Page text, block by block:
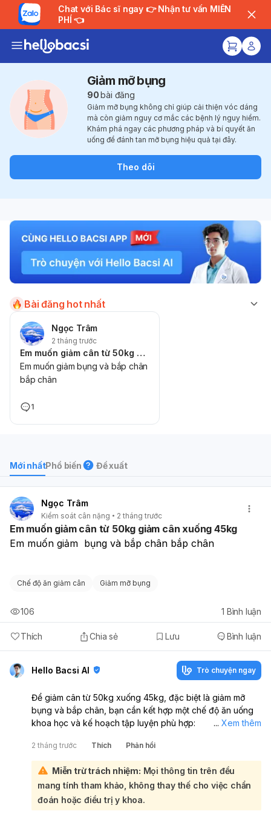
Chat với Bác sĩ ngay 👉 Nhận tư vấn MIỄN
PHÍ 👈
Giảm mỡ bụng
90 bài đăng
Giảm mỡ bụng không chỉ giúp cải thiện vóc dáng
mà còn giảm nguy cơ mắc các bệnh lý nguy hiểm.
Khám phá ngay các phương pháp và bí quyết ăn
uống để đánh tan mỡ bụng hiệu quả tại đây.
Theo dõi
Bài đăng hot nhất
Ngọc Trâm
2 tháng trước
Em muốn giảm cân từ 50kg giảm cân xuống 45kg
Em muốn giảm bụng và bắp chân
bắp chân
1
Mới nhấtPhổ biến Đề xuất
Ngọc Trâm
Kiểm soát cân nặng 2 tháng trước
Em muốn giảm cân từ 50kg giảm cân xuống 45kg
Em muốn giảm  bụng và bắp chân bắp chân
Chế độ ăn giảm cân Giảm mỡ bụng
Thích Chia sẻ Lưu Bình luận
106 1 Bình luận
Hello Bacsi AI Trò chuyện ngay
Để giảm cân từ 50kg xuống 45kg, đặc biệt là giảm mỡ
bụng và bắp chân, bạn cần kết hợp một chế độ ăn uống
khoa học và kế hoạch tập luyện phù hợp:
trọng, quyết định 60-70% khả năng giảm cân. Bạn nên
tập trung vào việc cắt giảm đường và tinh bột tinh chế
(carb), đồng thời tăng cường ăn protein, chất béo lành
mạnh và rau củ ít carb. Hãy ăn 2-3 bữa chính mỗi ngày, và
có thể thêm bữa phụ nếu cảm thấy đói. Uống đủ nước,
đặc biệt là trước bữa ăn, và ăn sáng giàu protein. Để giảm
... Xem thêm
2 tháng trước Thích Phản hồi
Miễn trừ trách nhiệm: Mọi thông tin trên đều
mang tính tham khảo, không thay thế cho việc chẩn
đoán hoặc điều trị y khoa.